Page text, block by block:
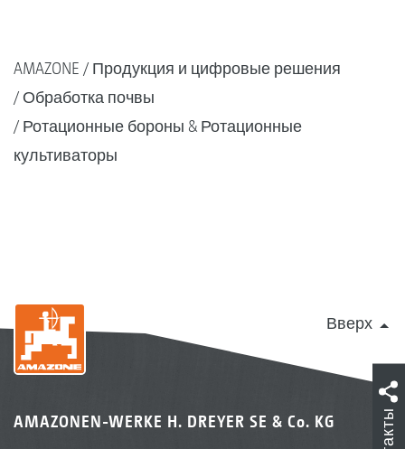
AMAZONE
Продукция и цифровые решения
Обработка почвы
Ротационные бороны & Ротационные
культиваторы
Вверх
AMAZONEN-WERKE H. DREYER SE & Co. KG